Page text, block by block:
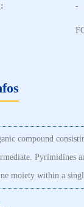
-
compound
Pyrimidines
moiety within a